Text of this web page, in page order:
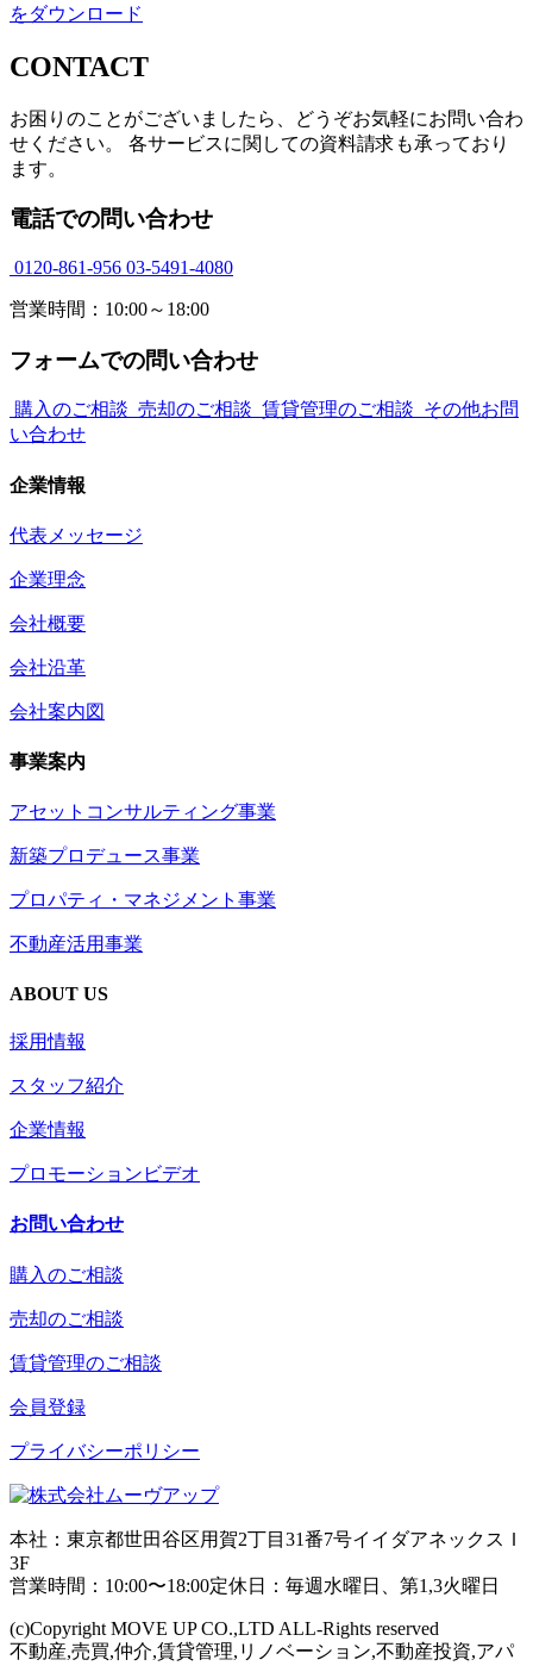
をダウンロード
CONTACT
お困りのことがございましたら、どうぞお気軽にお問い合わ
せください。 各サービスに関しての資料請求も承っており
ます。
電話での問い合わせ
0120-861-956 03-5491-4080
営業時間：10:00～18:00
フォームでの問い合わせ
購入のご相談 売却のご相談 賃貸管理のご相談 その他お問
い合わせ
企業情報
代表メッセージ
企業理念
会社概要
会社沿革
会社案内図
事業案内
アセットコンサルティング事業
新築プロデュース事業
プロパティ・マネジメント事業
不動産活用事業
ABOUT US
採用情報
スタッフ紹介
企業情報
プロモーションビデオ
お問い合わせ
購入のご相談
売却のご相談
賃貸管理のご相談
会員登録
プライバシーポリシー
本社：東京都世田谷区用賀2丁目31番7号イイダアネックスＩ
3F
営業時間：10:00〜18:00定休日：毎週水曜日、第1,3火曜日
(c)Copyright MOVE UP CO.,LTD ALL-Rights reserved
不動産,売買,仲介,賃貸管理,リノベーション,不動産投資,アパ